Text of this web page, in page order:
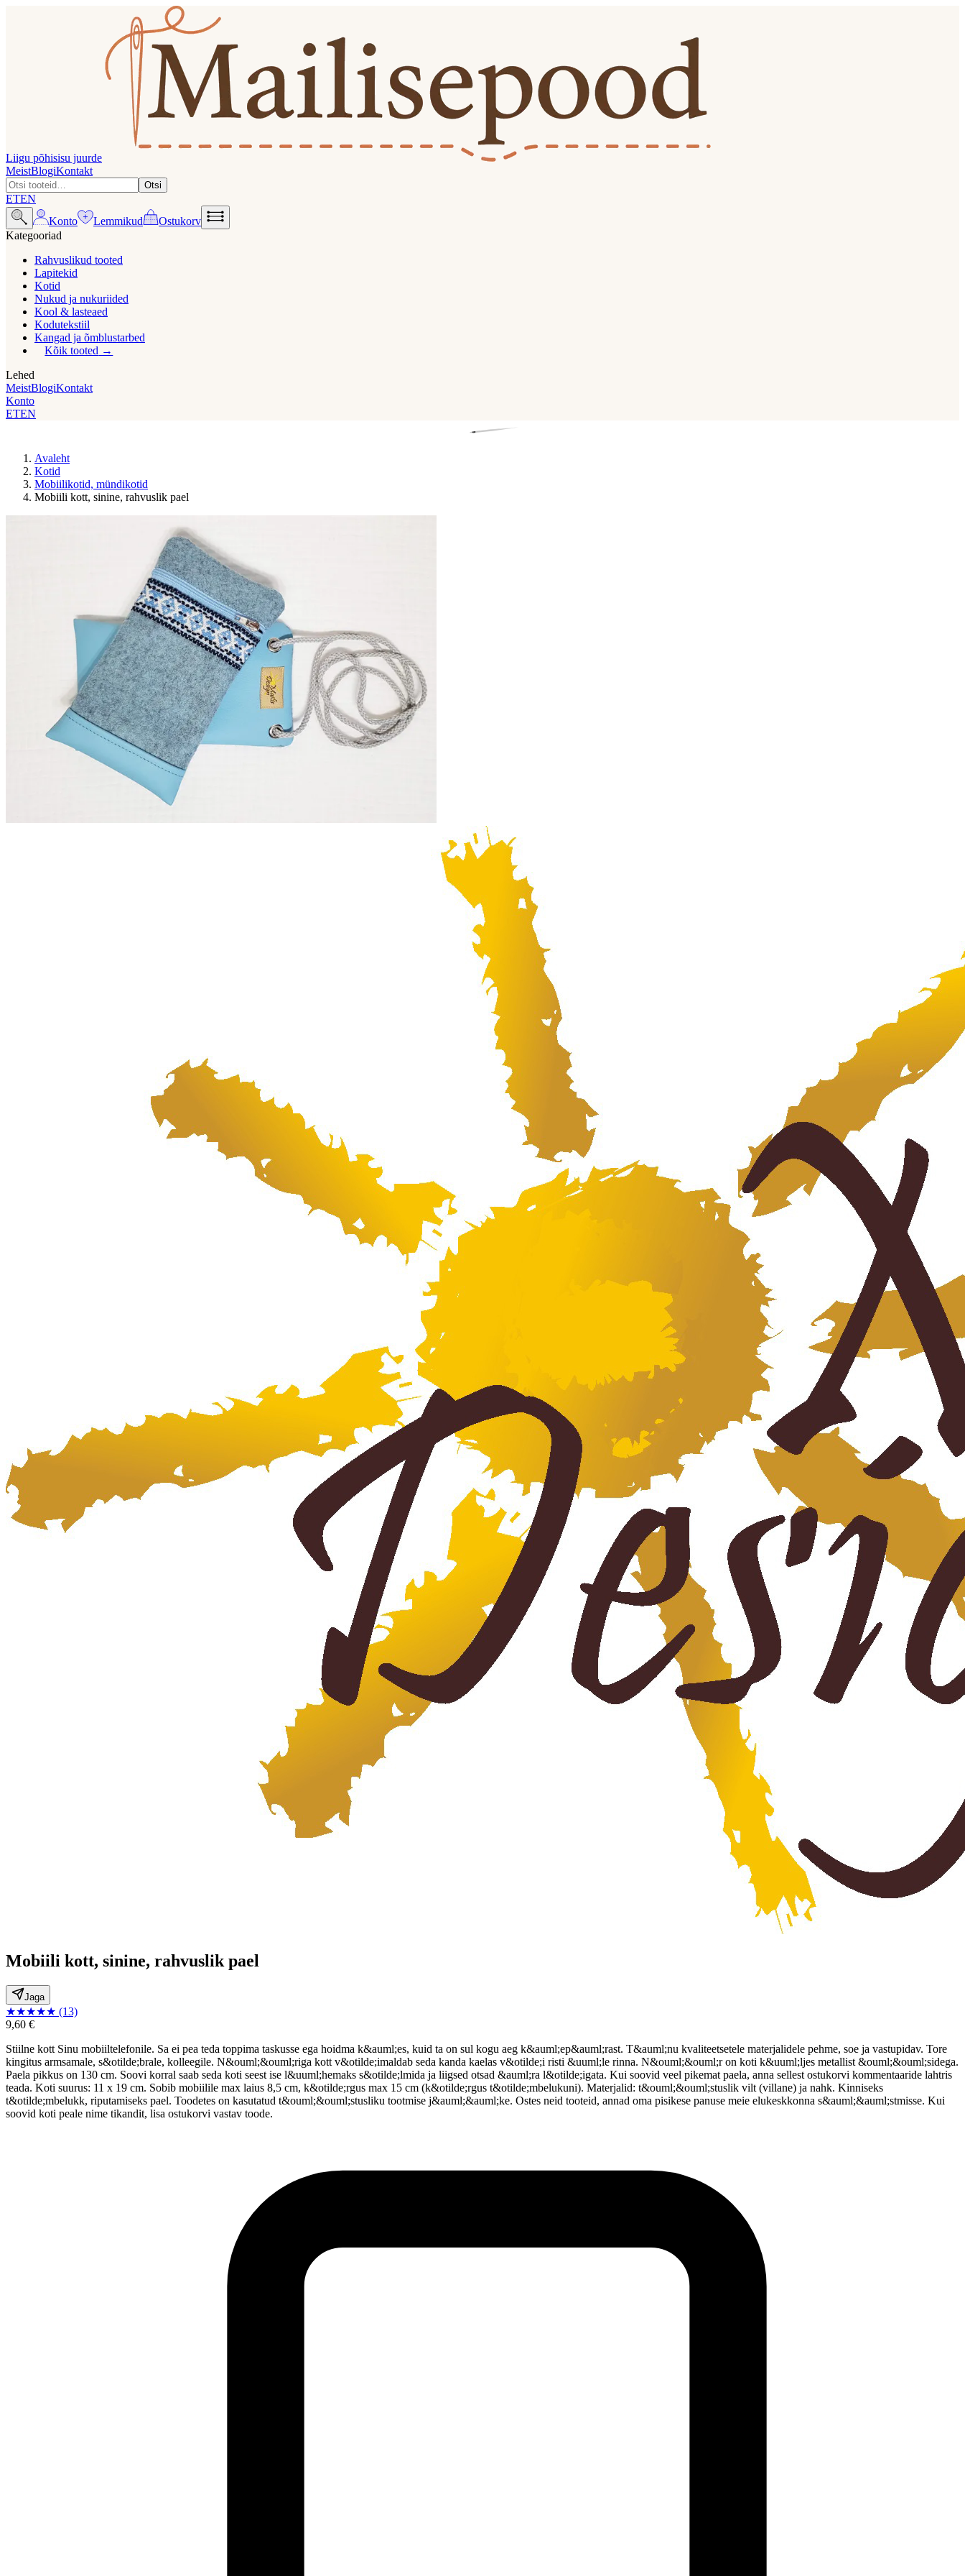
Liigu põhisisu juurde
MeistBlogiKontakt
Otsi
ETEN
Konto
Lemmikud
Ostukorv
Kategooriad
Rahvuslikud tooted
Lapitekid
Kotid
Nukud ja nukuriided
Kool & lasteaed
Kodutekstiil
Kangad ja õmblustarbed
Kõik tooted
Lehed
MeistBlogiKontakt
Konto
ETEN
Avaleht
Kotid
Mobiilikotid, mündikotid
Mobiili kott, sinine, rahvuslik pael
Mobiili kott, sinine, rahvuslik pael
Jaga
★★★★★ (13)
9,60 €
Stiilne kott Sinu mobiiltelefonile. Sa ei pea teda toppima taskusse ega hoidma k&auml;es, kuid ta on sul kogu aeg k&auml;ep&auml;rast. T&auml;nu kvaliteetsetele materjalidele pehme, soe ja vastupidav. Tore
kingitus armsamale, s&otilde;brale, kolleegile. N&ouml;&ouml;riga kott v&otilde;imaldab seda kanda kaelas v&otilde;i risti &uuml;le rinna. N&ouml;&ouml;r on koti k&uuml;ljes metallist &ouml;&ouml;sidega.
Paela pikkus on 130 cm. Soovi korral saab seda koti seest ise l&uuml;hemaks s&otilde;lmida ja liigsed otsad &auml;ra l&otilde;igata. Kui soovid veel pikemat paela, anna sellest ostukorvi kommentaaride lahtris
teada. Koti suurus: 11 x 19 cm. Sobib mobiilile max laius 8,5 cm, k&otilde;rgus max 15 cm (k&otilde;rgus t&otilde;mbelukuni). Materjalid: t&ouml;&ouml;stuslik vilt (villane) ja nahk. Kinniseks
t&otilde;mbelukk, riputamiseks pael. Toodetes on kasutatud t&ouml;&ouml;stusliku tootmise j&auml;&auml;ke. Ostes neid tooteid, annad oma pisikese panuse meie elukeskkonna s&auml;&auml;stmisse. Kui
soovid koti peale nime tikandit, lisa ostukorvi vastav toode.